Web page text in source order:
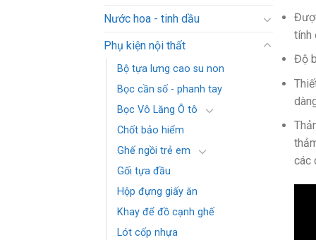
Nước hoa - tinh dầu
Phụ kiện nội thất
Bộ tựa lưng cao su non
Bọc cần số - phanh tay
Bọc Vô Lăng Ô tô
Chốt bảo hiểm
Ghế ngồi trẻ em
Gối tựa đầu
Hộp đựng giấy ăn
Khay để đồ cạnh ghế
Lót cốp nhựa
tính
Độ
các